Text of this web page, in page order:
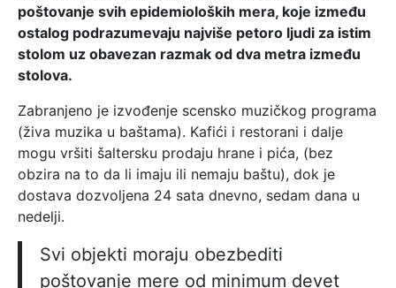
poštovanje svih epidemioloških mera, koje između
ostalog podrazumevaju najviše petoro ljudi za istim
stolom uz obavezan razmak od dva metra između
stolova.
Zabranjeno je izvođenje scensko muzičkog programa
(živa muzika u baštama). Kafići i restorani i dalje
mogu vršiti šaltersku prodaju hrane i pića, (bez
obzira na to da li imaju ili nemaju baštu), dok je
dostava dozvoljena 24 sata dnevno, sedam dana u
nedelji.
Svi objekti moraju obezbediti
poštovanje mere od minimum devet